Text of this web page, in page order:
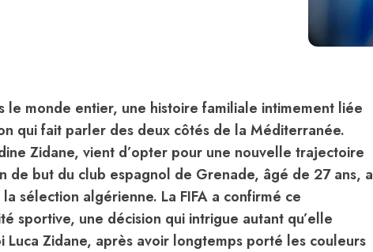
le monde entier, une histoire familiale intimement liée
qui fait parler des deux côtés de la Méditerranée.
Zidane, vient d’opter pour une nouvelle trajectoire
de but du club espagnol de Grenade, âgé de 27 ans, a
sélection algérienne. La FIFA a confirmé ce
sportive, une décision qui intrigue autant qu’elle
Luca Zidane, après avoir longtemps porté les couleurs